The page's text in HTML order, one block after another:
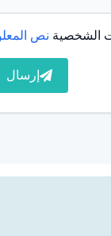
في تفتيح لون
الشخصية نص
إرسال